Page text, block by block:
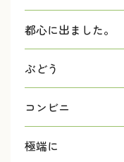
都心に出ました。
ぶどう
コンビニ
極端に